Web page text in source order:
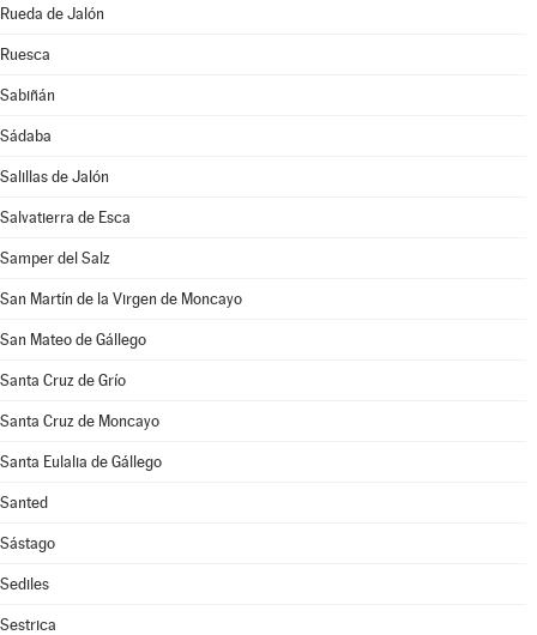
Rueda de Jalón
Ruesca
Sabiñán
Sádaba
Salillas de Jalón
Salvatierra de Esca
Samper del Salz
San Martín de la Virgen de Moncayo
San Mateo de Gállego
Santa Cruz de Grío
Santa Cruz de Moncayo
Santa Eulalia de Gállego
Santed
Sástago
Sediles
Sestrica